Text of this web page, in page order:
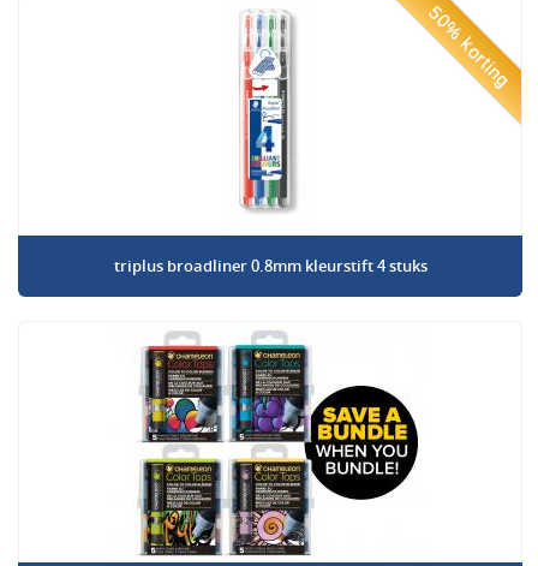
50% korting
triplus broadliner 0.8mm kleurstift 4 stuks